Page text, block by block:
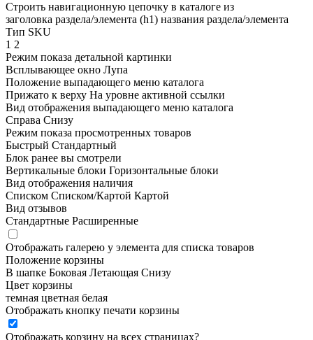
Строить навигационную цепочку в каталоге из
заголовка раздела/элемента (h1) названия раздела/элемента
Тип SKU
1 2
Режим показа детальной картинки
Всплывающее окно Лупа
Положение выпадающего меню каталога
Прижато к верху На уровне активной ссылки
Вид отображения выпадающего меню каталога
Справа Снизу
Режим показа просмотренных товаров
Быстрый Стандартный
Блок ранее вы смотрели
Вертикальные блоки Горизонтальные блоки
Вид отображения наличия
Списком Списком/Картой Картой
Вид отзывов
Стандартные Расширенные
Отображать галерею у элемента для списка товаров
Положение корзины
В шапке Боковая Летающая Снизу
Цвет корзины
темная цветная белая
Отображать кнопку печати корзины
Отображать корзину на всех страницах?